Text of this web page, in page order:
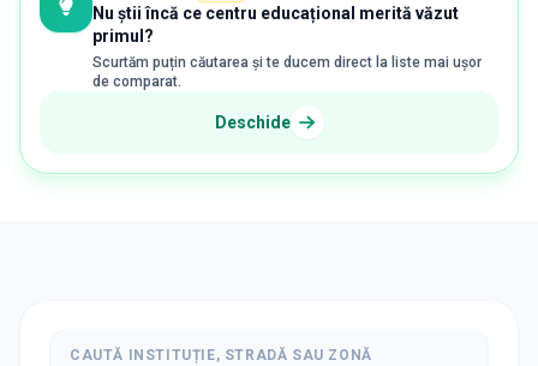
Nu știi încă ce centru educațional merită văzut
primul?
Scurtăm puțin căutarea și te ducem direct la liste mai ușor
de comparat.
Deschide
CAUTĂ INSTITUȚIE, STRADĂ SAU ZONĂ